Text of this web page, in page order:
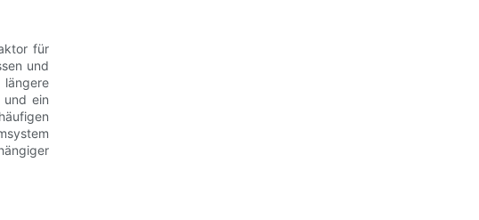
für
und
und ein